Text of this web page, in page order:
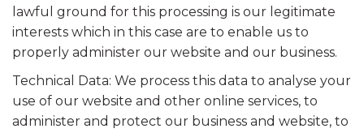
lawful ground for this processing is our legitimate
interests which in this case are to enable us to
properly administer our website and our business.
Technical Data: We process this data to analyse your
use of our website and other online services, to
administer and protect our business and website, to